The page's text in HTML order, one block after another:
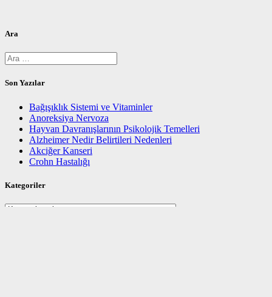
Ara
Arama:
Son Yazılar
Bağışıklık Sistemi ve Vitaminler
Anoreksiya Nervoza
Hayvan Davranışlarının Psikolojik Temelleri
Alzheimer Nedir Belirtileri Nedenleri
Akciğer Kanseri
Crohn Hastalığı
Kategoriler
Kategoriler